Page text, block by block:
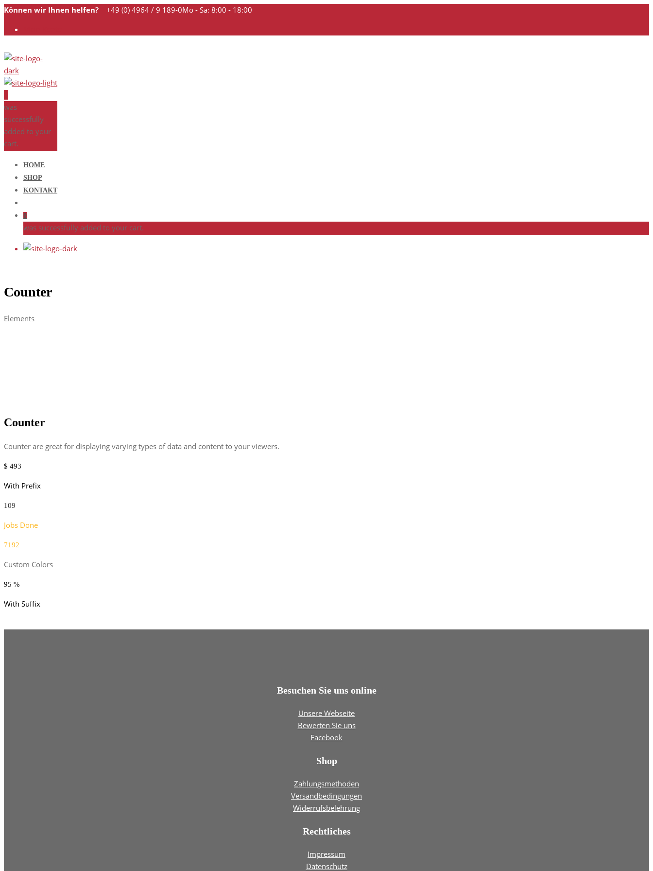
Können wir Ihnen helfen? +49 (0) 4964 / 9 189-0Mo - Sa: 8:00 - 18:00
was
successfully
added to your
cart.
HOME
SHOP
KONTAKT
0
was successfully added to your cart.
Counter
Elements
Counter
Counter are great for displaying varying types of data and content to your viewers.
$ 493
With Prefix
109
Jobs Done
7192
Custom Colors
95 %
With Suffix
Besuchen Sie uns online
Unsere Webseite
Bewerten Sie uns
Facebook
Shop
Zahlungsmethoden
Versandbedingungen
Widerrufsbelehrung
Rechtliches
Impressum
Datenschutz